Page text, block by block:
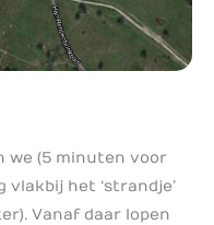
we (5 minuten voor
vlakbij het ‘strandje’
Vanaf daar lopen